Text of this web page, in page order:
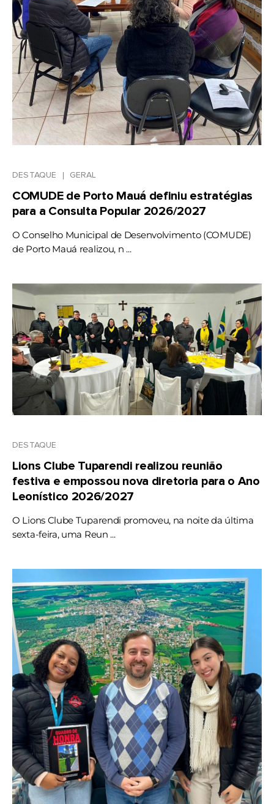
DESTAQUE GERAL
COMUDE de Porto Mauá definiu estratégias
para a Consulta Popular 2026/2027
O Conselho Municipal de Desenvolvimento (COMUDE)
de Porto Mauá realizou, n ...
DESTAQUE
Lions Clube Tuparendi realizou reunião
festiva e empossou nova diretoria para o Ano
Leonístico 2026/2027
O Lions Clube Tuparendi promoveu, na noite da última
sexta-feira, uma Reun ...